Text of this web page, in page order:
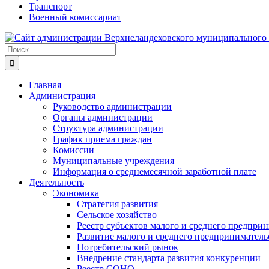
Транспорт
Военный комиссариат
Результат
поиска:
Главная
Администрация
Руководство администрации
Органы администрации
Структура администрации
График приема граждан
Комиссии
Муниципальные учреждения
Информация о среднемесячной заработной плате
Деятельность
Экономика
Стратегия развития
Сельское хозяйство
Реестр субъектов малого и среднего
Развитие малого и среднего
Потребительский рынок
Внедрение стандарта развития конкуренции